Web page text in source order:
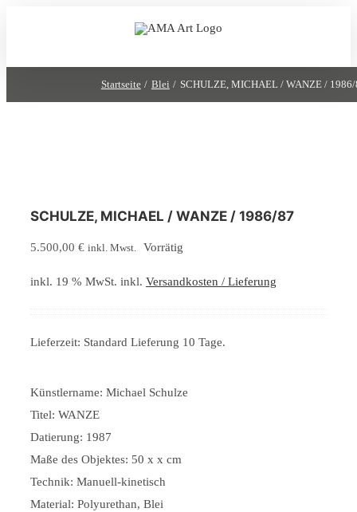
Startseite Blei SCHULZE, MICHAEL / WANZE /
SCHULZE, MICHAEL / WANZE / 1986/87
5.500,00 € inkl. Mwst. Vorrätig
inkl. 19 % MwSt. inkl. Versandkosten / Lieferung
Lieferzeit: Standard Lieferung 10 Tage.
Künstlername: Michael Schulze
Titel: WANZE
Datierung: 1987
Maße des Objektes: 50 x x cm
Technik: Manuell-kinetisch
Material: Polyurethan, Blei